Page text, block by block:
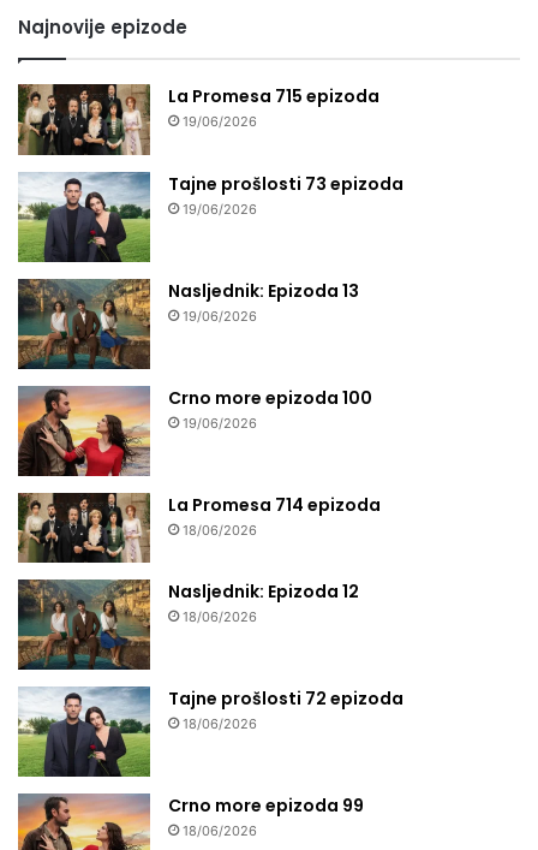
Najnovije epizode
La Promesa 715 epizoda
19/06/2026
Tajne prošlosti 73 epizoda
19/06/2026
Nasljednik: Epizoda 13
19/06/2026
Crno more epizoda 100
19/06/2026
La Promesa 714 epizoda
18/06/2026
Nasljednik: Epizoda 12
18/06/2026
Tajne prošlosti 72 epizoda
18/06/2026
Crno more epizoda 99
18/06/2026